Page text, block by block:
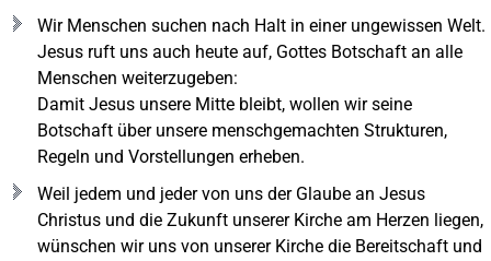
Wir Menschen suchen nach Halt in einer ungewissen Welt.
Jesus ruft uns auch heute auf, Gottes Botschaft an alle
Menschen weiterzugeben:
Damit Jesus unsere Mitte bleibt, wollen wir seine
Botschaft über unsere menschgemachten Strukturen,
Regeln und Vorstellungen erheben.
Weil jedem und jeder von uns der Glaube an Jesus
Christus und die Zukunft unserer Kirche am Herzen liegen,
wünschen wir uns von unserer Kirche die Bereitschaft und